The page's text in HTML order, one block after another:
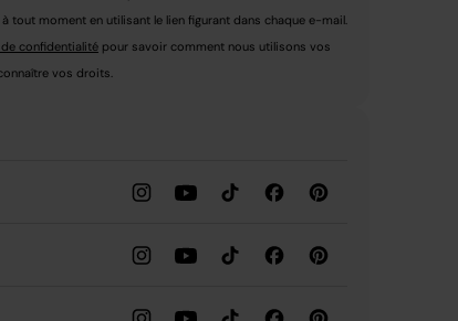
tout moment en utilisant le lien figurant dans chaque e-mail.
confidentialité pour savoir comment nous utilisons vos
vos droits.